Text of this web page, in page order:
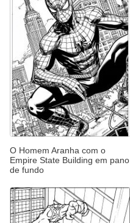
O Homem Aranha com o
Empire State Building em pano
de fundo